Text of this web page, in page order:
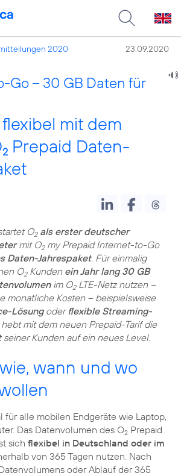
2020 23.09.2020
Go – 30 GB Daten für
mit dem
2 Prepaid Daten-
O2 als erster deutscher
mit O2my Prepaid Internet-to-Go
Daten-Jahrespaket. Für einmalig
O2Kunden ein Jahr lang 30 GB
im O2LTE-Netz nutzen –
monatliche Kosten – beispielsweise
Lösungoderflexible Streaming-
mit dem neuen Prepaid-Tarif die
seiner Kunden auf ein neues Level.
wann und wo
für alle mobilen Endgeräte wie Laptop,
Das Datenvolumen des O2 Prepaid
sich flexibel in Deutschland oder im
von 365 Tagen nutzen. Nach
oder Ablauf der 365